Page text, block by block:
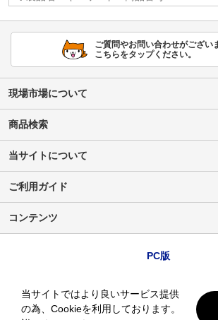
ご質問やお問い合わせがござい
こちらをタップください。
現場市場について
商品検索
当サイトについて
ご利用ガイド
コンテンツ
PC版
当サイトではより良いサービス提供
の為、Cookieを利用しております。